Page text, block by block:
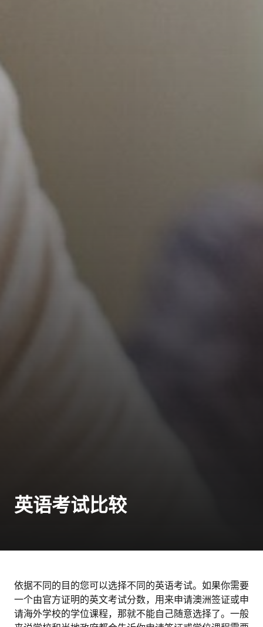
英语考试比较
依据不同的目的您可以选择不同的英语考试。如果你需要
一个由官方证明的英文考试分数，用来申请澳洲签证或申
请海外学校的学位课程，那就不能自己随意选择了。一般